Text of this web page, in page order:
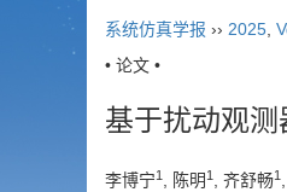
系统仿真学报 ›› 2025
• 论文 •
基于扰动观
李博宁1 , 陈明 1 , 齐舒畅1